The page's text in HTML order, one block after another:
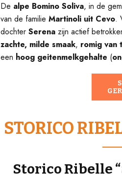
De alpe Bomino Soliva, in de
van de familie Martinoli uit Cevo.
dochter Serena zijn actief
zachte, milde smaak, romig van
een hoog geitenmelkgehalte (
STORICO
Storico Ribelle